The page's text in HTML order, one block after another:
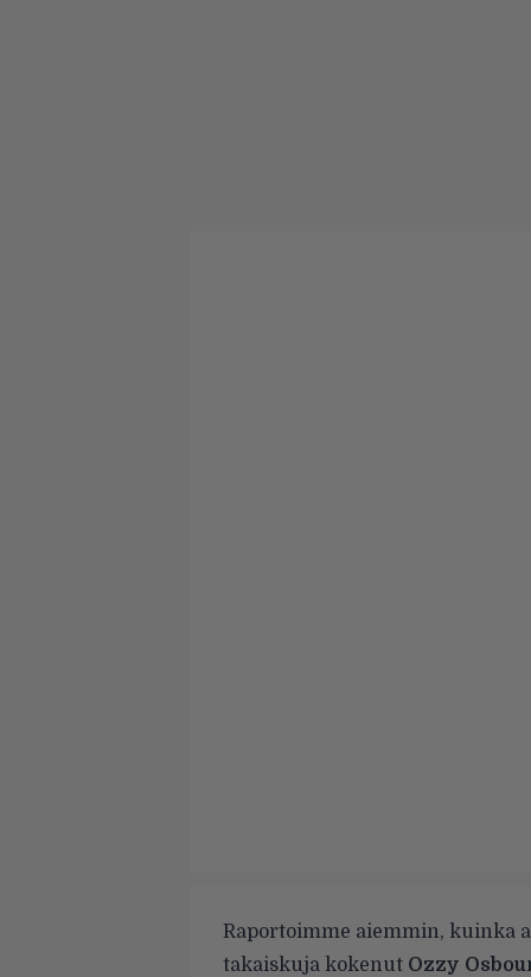
Raportoimme aiemmin, kuinka
takaiskuja kokenut Ozzy